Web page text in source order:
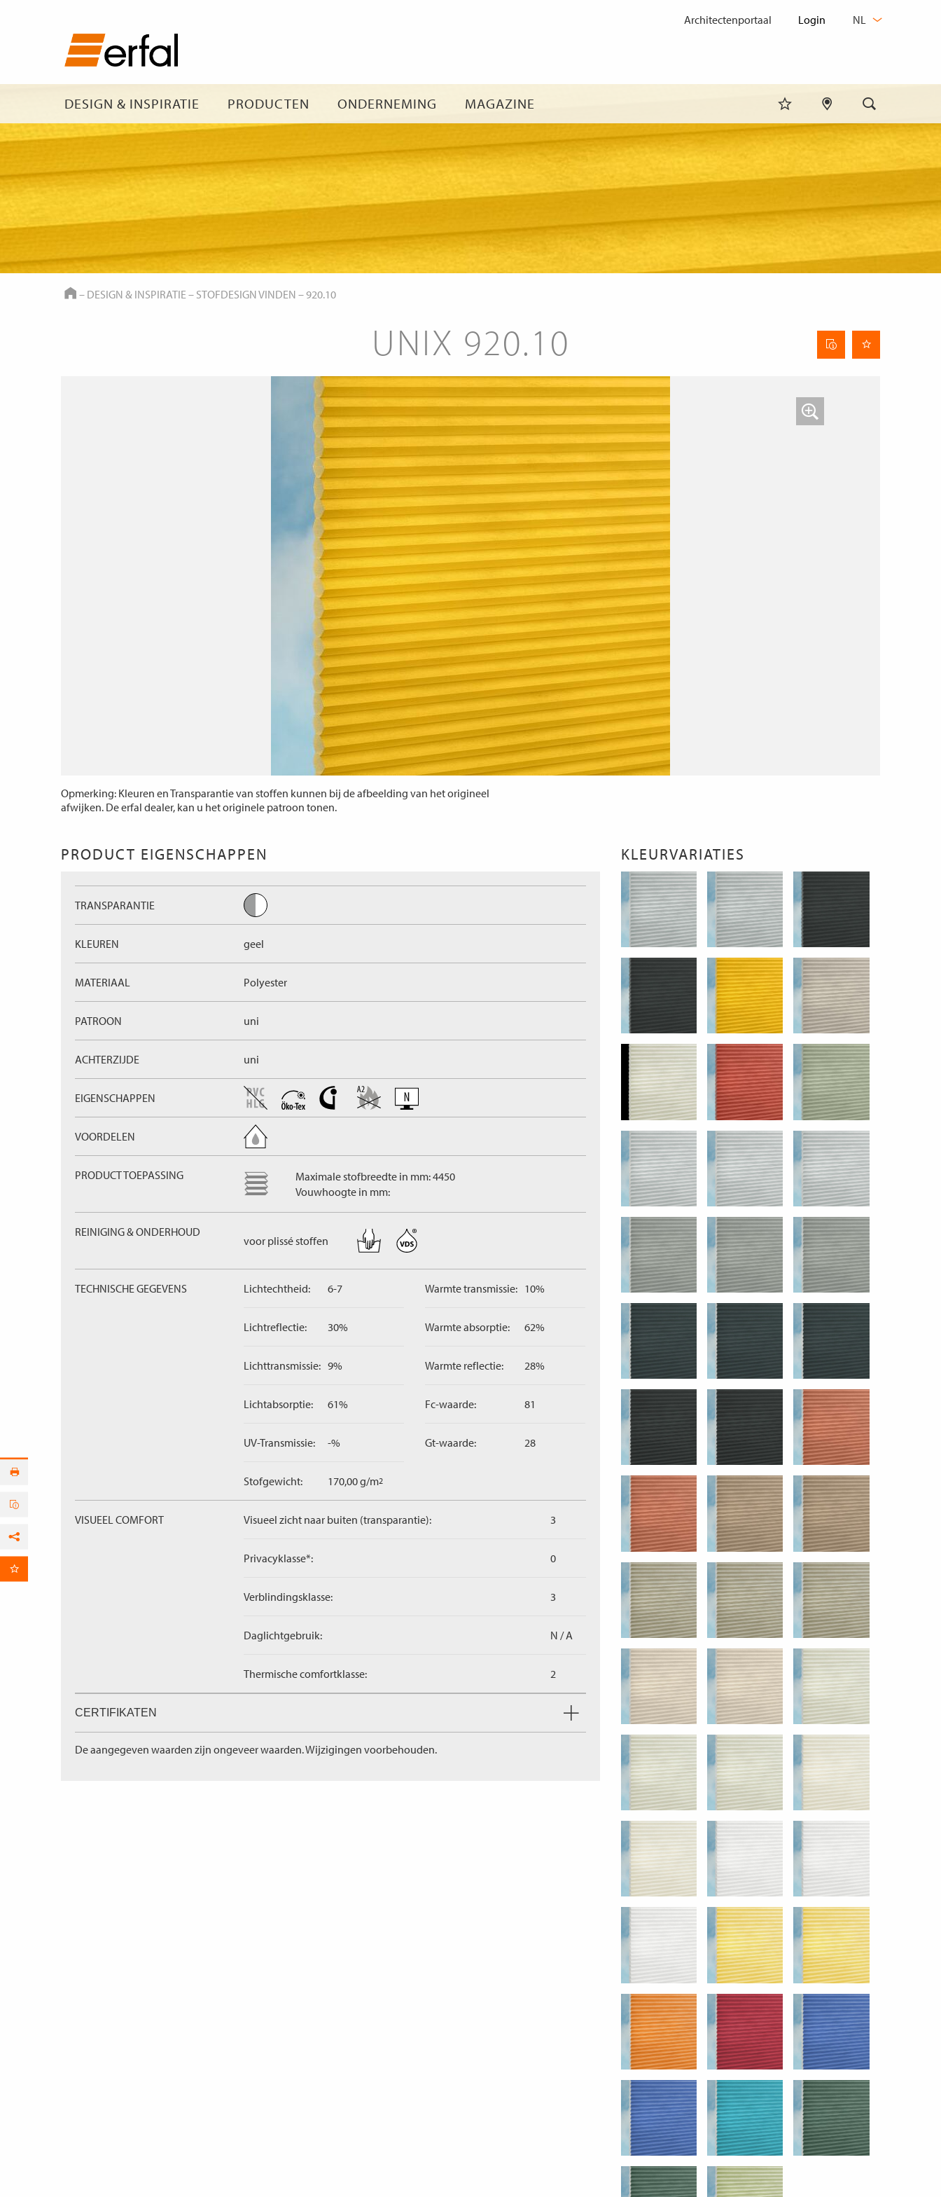
DESIGN & INSPIRATIE PRODUCTEN ONDERNEMING MAGAZINE
Architectenportaal
WIJZIGEN
NL
HOME
– DESIGN & INSPIRATIE– STOFDESIGN VINDEN –920.10
UNIX 920.10 Stofinformatieblad
Opmerking: Kleuren en Transparantie van stoffen kunnen bij de afbeelding van het origineel
afwijken. De erfal dealer, kan u het originele patroon tonen.
PRODUCT EIGENSCHAPPEN
TRANSPARANTIE
KLEUREN geel
MATERIAAL Polyester
PATROON uni
ACHTERZIJDE uni
EIGENSCHAPPEN
VOORDELEN
PRODUCT TOEPASSING
Maximale stofbreedte in mm: 4450
Vouwhoogte in mm:
REINIGING & ONDERHOUD
voor plissé stoffen
TECHNISCHE GEGEVENS Lichtechtheid: 6-7
Lichtreflectie: 30%
Lichttransmissie: 9%
Lichtabsorptie: 61%
UV-Transmissie: -%
Stofgewicht: 170,00 g/m2
Warmte transmissie: 10%
Warmte absorptie: 62%
Warmte reflectie: 28%
Fc-waarde: 81
Gt-waarde: 28
VISUEEL COMFORT Visueel zicht naar buiten (transparantie): 3
Privacyklasse*: 0
Verblindingsklasse: 3
Daglichtgebruik: N / A
Thermische comfortklasse: 2
CERTIFIKATEN
De aangegeven waarden zijn ongeveer waarden. Wijzigingen voorbehouden.
KLEURVARIATIES